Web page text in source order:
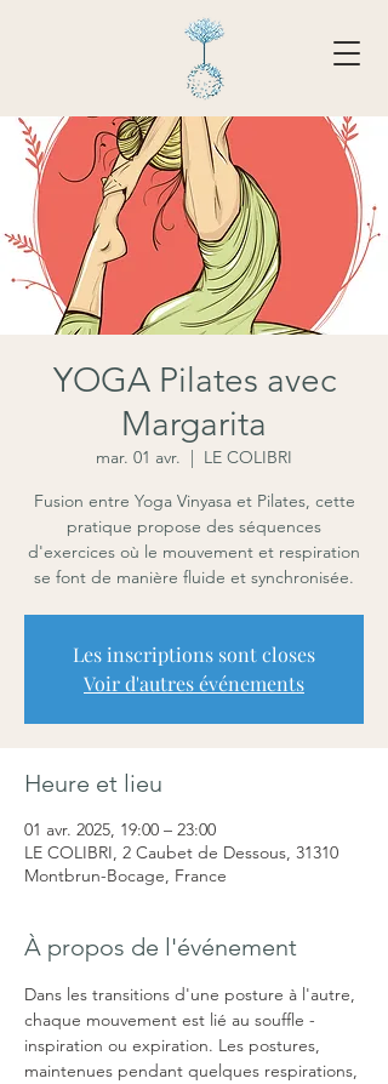
Tarifs - Réserver
YOGA Pilates avec
Margarita
mar. 01 avr.
  |
LE COLIBRI
Fusion entre Yoga Vinyasa et Pilates, cette
pratique propose des séquences
d'exercices où le mouvement et respiration
se font de manière fluide et synchronisée.
Les inscriptions sont closes
Voir d'autres événements
Heure et lieu
01 avr. 2025, 19:00 – 23:00
LE COLIBRI, 2 Caubet de Dessous, 31310
Montbrun-Bocage, France
À propos de l'événement
Dans les transitions d'une posture à l'autre,
chaque mouvement est lié au souffle -
inspiration ou expiration. Les postures,
maintenues pendant quelques respirations,